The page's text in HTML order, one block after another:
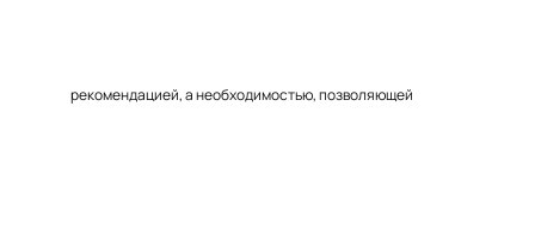
рекомендацией, а необходимостью, позволяющей